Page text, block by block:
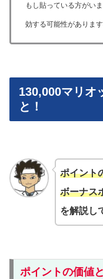
もし貼っている方がい
効する可能性がありま
130,000マリオ
と！
ポイント
ボーナス
を解説し
ポイントの価値